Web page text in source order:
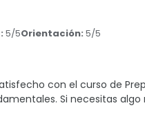
5/5Orientación: 5/5
con el curso de
Si necesitas